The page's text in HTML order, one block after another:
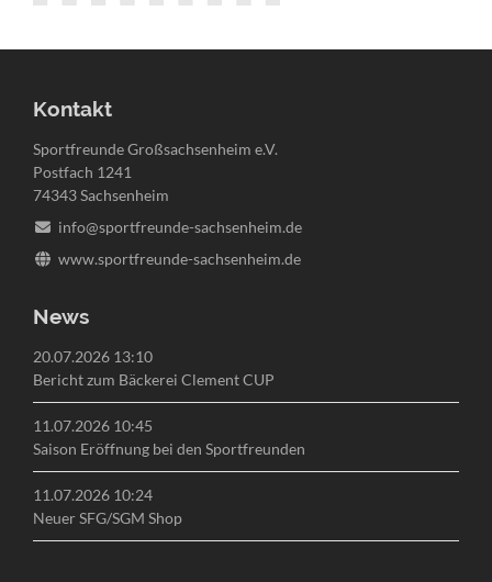
Kontakt
Sportfreunde Großsachsenheim e.V.
Postfach 1241
74343 Sachsenheim
info@sportfreunde-sachsenheim.de
www.sportfreunde-sachsenheim.de
News
20.07.2026 13:10
Bericht zum Bäckerei Clement CUP
11.07.2026 10:45
Saison Eröffnung bei den Sportfreunden
11.07.2026 10:24
Neuer SFG/SGM Shop